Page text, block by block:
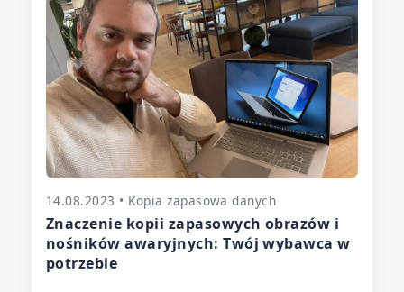
14.08.2023 • Kopia zapasowa danych
Znaczenie kopii zapasowych obrazów i
nośników awaryjnych: Twój wybawca w
potrzebie